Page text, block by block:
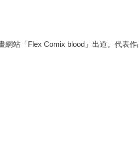
站「Flex Comix blood」出道。代表